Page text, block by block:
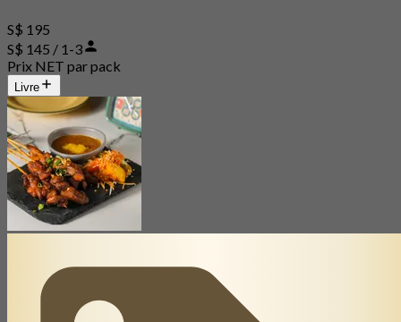
S$ 195
S$ 145 / 1-3
Prix NET par pack
Livre